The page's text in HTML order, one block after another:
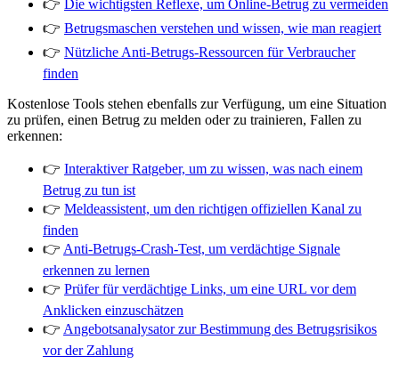
👉
Die wichtigsten Reflexe, um Online-Betrug zu vermeiden
👉 Betrugsmaschen verstehen und wissen, wie man reagiert
👉 Nützliche Anti-Betrugs-Ressourcen für Verbraucher
finden
Kostenlose Tools stehen ebenfalls zur Verfügung, um eine Situation
zu prüfen, einen Betrug zu melden oder zu trainieren, Fallen zu
erkennen:
👉 Interaktiver Ratgeber, um zu wissen, was nach einem
Betrug zu tun ist
👉 Meldeassistent, um den richtigen offiziellen Kanal zu
finden
👉 Anti-Betrugs-Crash-Test, um verdächtige Signale
erkennen zu lernen
👉 Prüfer für verdächtige Links, um eine URL vor dem
Anklicken einzuschätzen
👉 Angebotsanalysator zur Bestimmung des Betrugsrisikos
vor der Zahlung